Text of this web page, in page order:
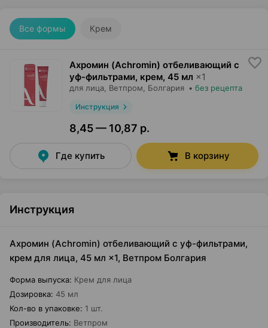
Все формы Крем
Ахромин (Achromin) отбеливающий с
уф-фильтрами, крем, 45 мл ×1
для лица, Ветпром , Болгария • без рецепта
Инструкция
8,45 — 10,87 р.
Где купить В корзину
Инструкция
Ахромин (Achromin) отбеливающий с уф-фильтрами,
крем для лица, 45 мл ×1, Ветпром Болгария
Форма выпуска: Крем для лица
Дозировка: 45 мл
Кол-во в упаковке: 1 шт.
Производитель: Ветпром